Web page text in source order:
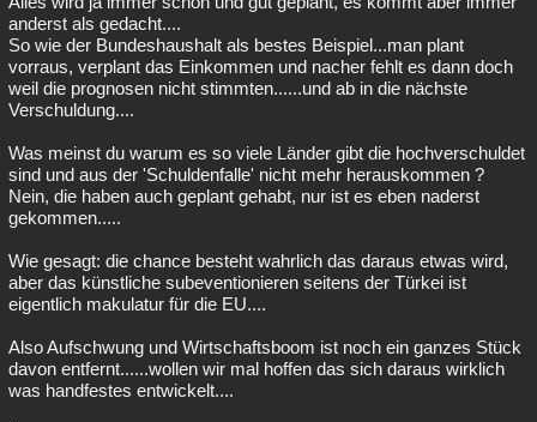
anderst als gedacht....
So wie der Bundeshaushalt als bestes Beispiel...man plant
vorraus, verplant das Einkommen und nacher fehlt es dann doch
weil die prognosen nicht stimmten......und ab in die nächste
Verschuldung....
Was meinst du warum es so viele Länder gibt die hochverschuldet
sind und aus der 'Schuldenfalle' nicht mehr herauskommen ?
Nein, die haben auch geplant gehabt, nur ist es eben naderst
gekommen.....
Wie gesagt: die chance besteht wahrlich das daraus etwas wird,
aber das künstliche subeventionieren seitens der Türkei ist
eigentlich makulatur für die EU....
Also Aufschwung und Wirtschaftsboom ist noch ein ganzes Stück
davon entfernt......wollen wir mal hoffen das sich daraus wirklich
was handfestes entwickelt....